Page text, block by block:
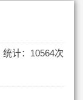
统计：10564次